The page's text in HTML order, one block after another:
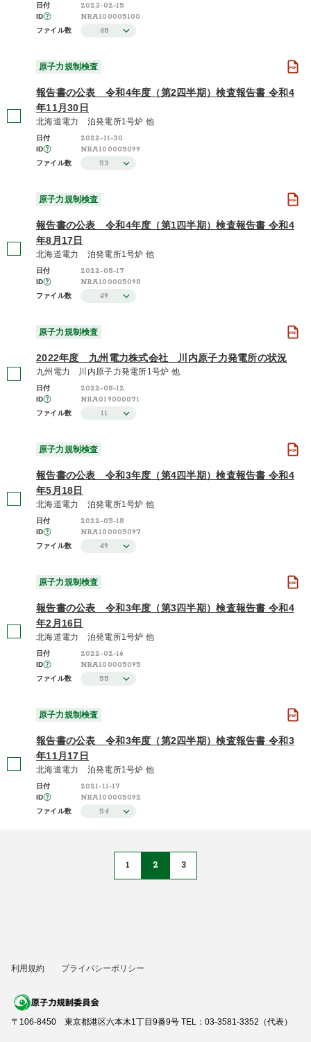
日付 2023-02-15
ID NRA100005100
ファイル数 48
原子力規制検査
報告書の公表 令和4年度（第2四半期）検査報告書 令和4
年11月30日
北海道電力 泊発電所1号炉 他
日付 2022-11-30
ID NRA100005099
ファイル数 53
原子力規制検査
報告書の公表 令和4年度（第1四半期）検査報告書 令和4
年8月17日
北海道電力 泊発電所1号炉 他
日付 2022-08-17
ID NRA100005098
ファイル数 49
原子力規制検査
2022年度 九州電力株式会社 川内原子力発電所の状況
九州電力 川内原子力発電所1号炉 他
日付 2022-08-12
ID NRA019000071
ファイル数 11
原子力規制検査
報告書の公表 令和3年度（第4四半期）検査報告書 令和4
年5月18日
北海道電力 泊発電所1号炉 他
日付 2022-05-18
ID NRA100005097
ファイル数 49
原子力規制検査
報告書の公表 令和3年度（第3四半期）検査報告書 令和4
年2月16日
北海道電力 泊発電所1号炉 他
日付 2022-02-16
ID NRA100005095
ファイル数 55
原子力規制検査
報告書の公表 令和3年度（第2四半期）検査報告書 令和3
年11月17日
北海道電力 泊発電所1号炉 他
日付 2021-11-17
ID NRA100005092
ファイル数 54
1 2 3
利用規約 プライバシーポリシー
〒106-8450 東京都港区六本木1丁目9番9号 TEL：03-3581-3352（代表）